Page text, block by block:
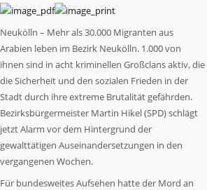
Neukölln – Mehr als 30.000 Migranten aus
Arabien leben im Bezirk Neukölln. 1.000 von
ihnen sind in acht kriminellen Großclans aktiv, die
die Sicherheit und den sozialen Frieden in der
Stadt durch ihre extreme Brutalität gefährden.
Bezirksbürgermeister Martin Hikel (SPD) schlägt
jetzt Alarm vor dem Hintergrund der
gewalttätigen Auseinandersetzungen in den
vergangenen Wochen.
Für bundesweites Aufsehen hatte der Mord an